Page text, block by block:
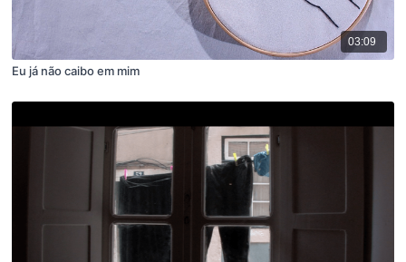
03:09
Eu já não caibo em mim